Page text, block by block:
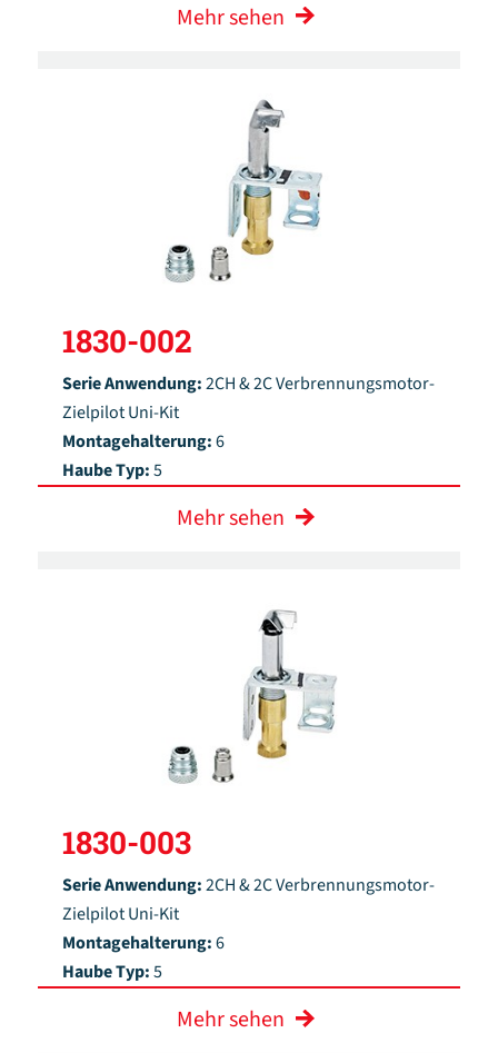
Mehr sehen
1830-002
Serie Anwendung:2CH & 2C Verbrennungsmotor-
Zielpilot Uni-Kit
Montagehalterung:6
Haube Typ:5
Mehr sehen
1830-003
Serie Anwendung:2CH & 2C Verbrennungsmotor-
Zielpilot Uni-Kit
Montagehalterung:6
Haube Typ:5
Mehr sehen